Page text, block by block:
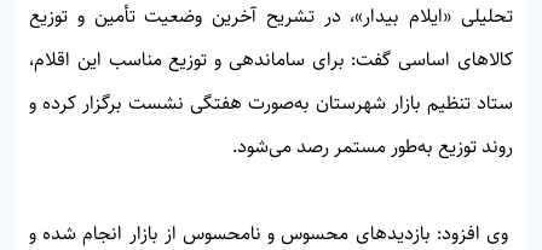
تحلیلی «ایلام بیدار»، در تشریح آخرین وضعیت تأمین و توزیع
کالاهای اساسی گفت: برای ساماندهی و توزیع مناسب این اقلام،
ستاد تنظیم بازار شهرستان به‌صورت هفتگی نشست برگزار کرده و
روند توزیع به‌طور مستمر رصد می‌شود.
وی افزود: بازدیدهای محسوس و نامحسوس از بازار انجام شده و